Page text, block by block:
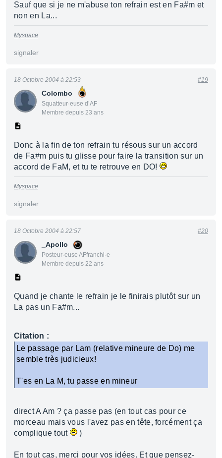
Sauf que si je ne m'abuse ton refrain est en Fa#m et
non en La...
Myspace
signaler
Colombo
Squatteur·euse d’AF
Membre depuis 23 ans
18 Octobre 2004 à 22:53 #19
Donc à la fin de ton refrain tu résous sur un accord
de Fa#m puis tu glisse pour faire la transition sur un
accord de FaM, et tu te retrouve en DO!
Myspace
signaler
_Apollo
Posteur·euse AFfranchi·e
Membre depuis 22 ans
18 Octobre 2004 à 22:57 #20
Quand je chante le refrain je le finirais plutôt sur un
La pas un Fa#m...
Citation :
Le passage par Lam (relative mineure de Do) me
semble très judicieux!
T'es en La M, tu passe en mineur
direct A Am ? ça passe pas (en tout cas pour ce
morceau mais vous l'avez pas en tête, forcément ça
complique tout
)
En tout cas, merci pour vos idées. Et que pensez-